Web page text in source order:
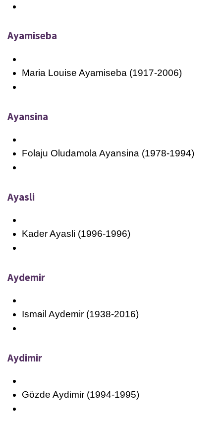
Ayamiseba
Maria Louise Ayamiseba (1917-2006)
Ayansina
Folaju Oludamola Ayansina (1978-1994)
Ayasli
Kader Ayasli (1996-1996)
Aydemir
Ismail Aydemir (1938-2016)
Aydimir
Gözde Aydimir (1994-1995)